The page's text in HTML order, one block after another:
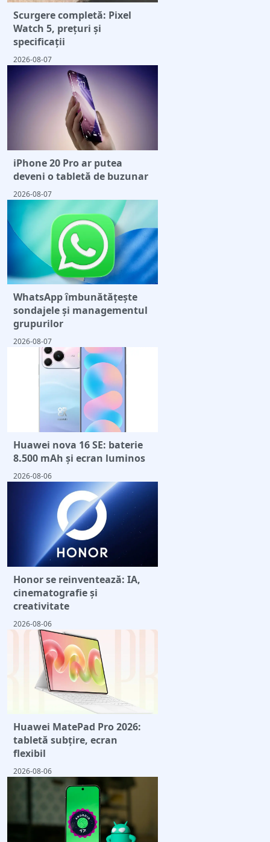
Scurgere completă: Pixel
Watch 5, prețuri și
specificații
2026-08-07
iPhone 20 Pro ar putea
deveni o tabletă de buzunar
2026-08-07
WhatsApp îmbunătățește
sondajele și managementul
grupurilor
2026-08-07
Huawei nova 16 SE: baterie
8.500 mAh și ecran luminos
2026-08-06
Honor se reinventează: IA,
cinematografie și
creativitate
2026-08-06
Huawei MatePad Pro 2026:
tabletă subțire, ecran
flexibil
2026-08-06